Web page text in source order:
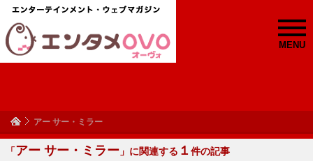
MENU
アー サー・ミラー
「アー サー・ミラー 」に関連する １ 件の記事